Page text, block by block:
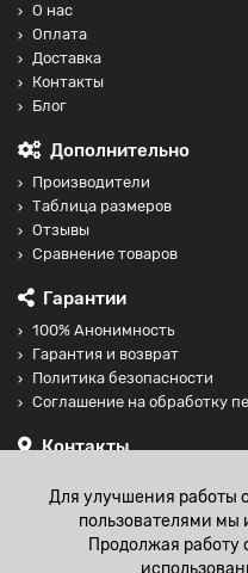
О нас
Оплата
Доставка
Контакты
Блог
Дополнительно
Производители
Таблица размеров
Отзывы
Сравнение товаров
Гарантии
100% Анонимность
Гарантия и возврат
Политика безопасности
Соглашение на обработку
Контакты
sales@fisting-shop.ru
Для улучшения работы
пользователями мы
Продолжая работу